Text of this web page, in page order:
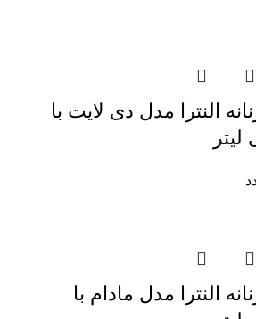
النترا مدل دی لایت با
النترا مدل مادام با